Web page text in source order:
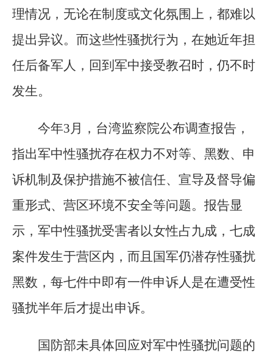
理情况，无论在制度或文化氛围上，都难以
提出异议。而这些性骚扰行为，在她近年担
任后备军人，回到军中接受教召时，仍不时
发生。
今年3月，台湾监察院公布调查报告，
指出军中性骚扰存在权力不对等、黑数、申
诉机制及保护措施不被信任、宣导及督导偏
重形式、营区环境不安全等问题。报告显
示，军中性骚扰受害者以女性占九成，七成
案件发生于营区内，而且国军仍潜存性骚扰
黑数，每七件中即有一件申诉人是在遭受性
骚扰半年后才提出申诉。
国防部未具体回应对军中性骚扰问题的